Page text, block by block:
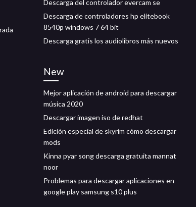
Descarga del controlador evercam se
Descarga de controladores hp elitebook
8540p windows 7 64 bit
Descarga gratis los audiolibros más nuevos
New
Mejor aplicación de android para descargar
música 2020
Descargar imagen iso de redhat
Edición especial de skyrim cómo descargar
mods
Kinna pyar song descarga gratuita mannat
noor
Problemas para descargar aplicaciones en
google play samsung s10 plus